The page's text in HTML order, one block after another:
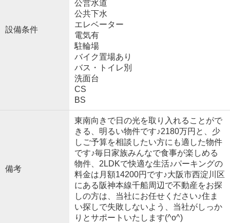
設備条件
公営水道
公共下水
エレベーター
電気有
駐輪場
バイク置場あり
バス・トイレ別
洗面台
CS
BS
備考
東南向きで日の光を取り入れることがで
きる、明るい物件です♪2180万円と、少
しご予算を相談したい方にも適した物件
です♪毎日家族みんなで食事が楽しめる
物件、2LDKで快適な生活♪パーキングの
料金は月額14200円です♪大阪市西淀川区
にある阪神本線千船周辺で不動産をお探
しの方は、当社にお任せください♪住ま
い探しで失敗しないよう、当社がしっか
りとサポートいたします(^o^)